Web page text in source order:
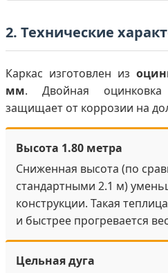
2. Технические
Каркас изготовлен из
мм. Двойная
защищает от коррозии на
Высота 1.80 метра
Сниженная высота (по
стандартными 2.1 м)
конструкции. Такая
и быстрее прогревается
Цельная дуга